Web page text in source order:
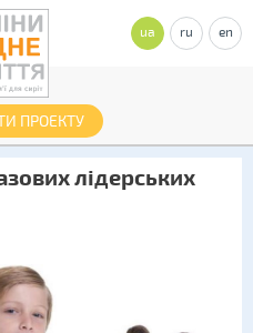
ПРОЕКТУ
ua ru en
лідерських